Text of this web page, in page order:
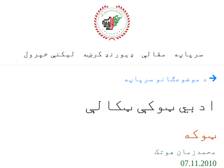
سرپاڼه مقالې ډیورنډ کرښه لیکنې خپرول
د موضوعګانو سرپاڼه
ادبي ټوکې ټکالې
ټوکه
محمدزمان هوتک
07.11.2010